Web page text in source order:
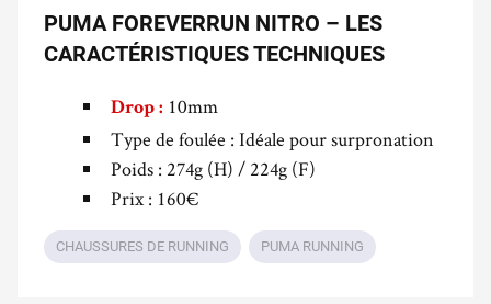
PUMA FOREVERRUN NITRO – LES
CARACTÉRISTIQUES TECHNIQUES
Drop : 10mm
Type de foulée : Idéale pour surpronation
Poids : 274g (H) / 224g (F)
Prix : 160€
CHAUSSURES DE RUNNING PUMA RUNNING